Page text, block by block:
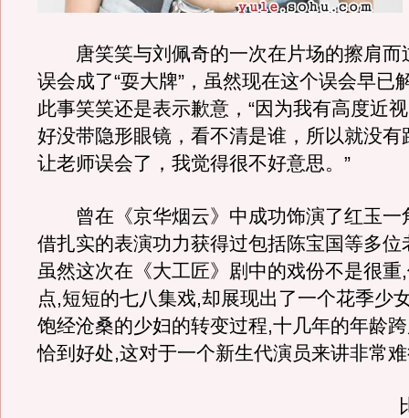
唐笑笑与刘佩奇的一次在片场的擦肩而
误会成了“耍大牌”，虽然现在这个误会早已
此事笑笑还是表示歉意，“因为我有高度近
好没带隐形眼镜，看不清是谁，所以就没有
让老师误会了，我觉得很不好意思。”
曾在《京华烟云》中成功饰演了红玉一
借扎实的表演功力获得过包括陈宝国等多位
虽然这次在《大工匠》剧中的戏份不是很重
点,短短的七八集戏,却展现出了一个花季少
饱经沧桑的少妇的转变过程,十几年的年龄
恰到好处,这对于一个新生代演员来讲非常
比